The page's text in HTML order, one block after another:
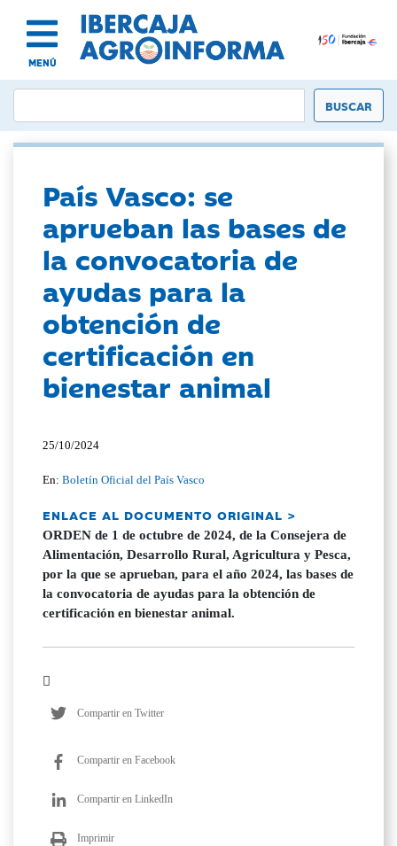
MENÚ
País Vasco: se
aprueban las bases de
la convocatoria de
ayudas para la
obtención de
certificación en
bienestar animal
25/10/2024
En:Boletín Oficial del País Vasco
ENLACE AL DOCUMENTO ORIGINAL >
ORDEN de 1 de octubre de 2024, de la Consejera de
Alimentación, Desarrollo Rural, Agricultura y Pesca,
por la que se aprueban, para el año 2024, las bases de
la convocatoria de ayudas para la obtención de
certificación en bienestar animal.
Compartir en Twitter
Compartir en Facebook
Compartir en LinkedIn
Imprimir